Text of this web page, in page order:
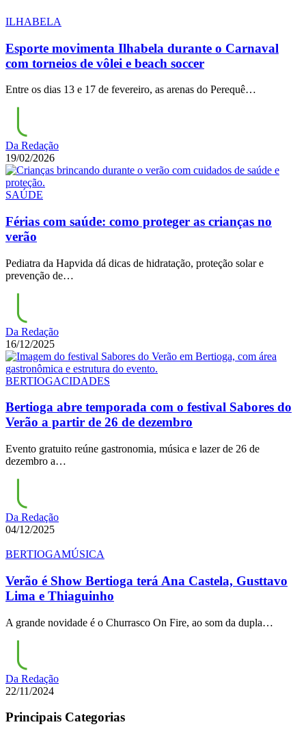
ILHABELA
Esporte movimenta Ilhabela durante o Carnaval
com torneios de vôlei e beach soccer
Entre os dias 13 e 17 de fevereiro, as arenas do Perequê…
Da Redação
19/02/2026
SAÚDE
Férias com saúde: como proteger as crianças no
verão
Pediatra da Hapvida dá dicas de hidratação, proteção solar e
prevenção de…
Da Redação
16/12/2025
BERTIOGACIDADES
Bertioga abre temporada com o festival Sabores do
Verão a partir de 26 de dezembro
Evento gratuito reúne gastronomia, música e lazer de 26 de
dezembro a…
Da Redação
04/12/2025
BERTIOGAMÚSICA
Verão é Show Bertioga terá Ana Castela, Gusttavo
Lima e Thiaguinho
A grande novidade é o Churrasco On Fire, ao som da dupla…
Da Redação
22/11/2024
Principais Categorias